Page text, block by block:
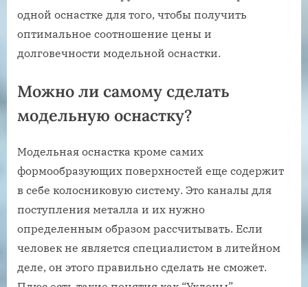
одной оснастке для того, чтобы получить
оптимальное соотношение цены и
долговечности модельной оснастки.
Можно ли самому сделать
модельную оснастку?
Модельная оснастка кроме самих
формообразующих поверхностей еще содержит
в себе колосниковую систему. Это каналы для
поступления металла и их нужно
определенным образом рассчитывать. Если
человек не является специалистом в литейном
деле, он этого правильно сделать не сможет.